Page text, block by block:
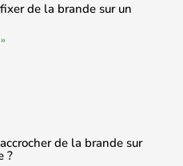
de la brande sur un
de la brande sur
?